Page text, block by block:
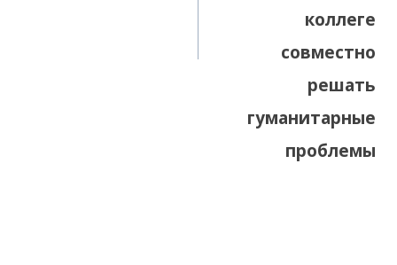
коллеге
совместно
решать
гуманитарные
проблемы